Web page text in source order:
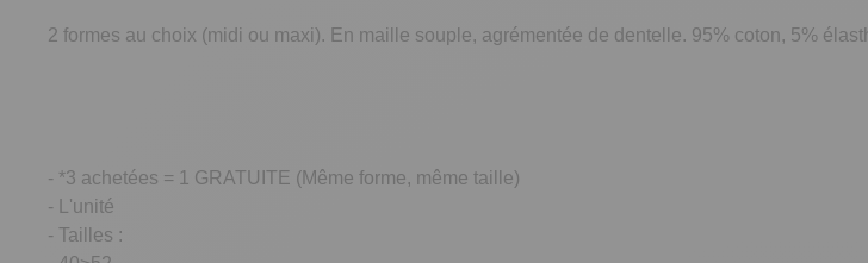
2 formes au choix (midi ou maxi). En maille souple, agrémentée de dentelle. 95% coton, 5%
- *3 achetées = 1 GRATUITE (Même forme, même taille)
- L'unité
- Tailles :